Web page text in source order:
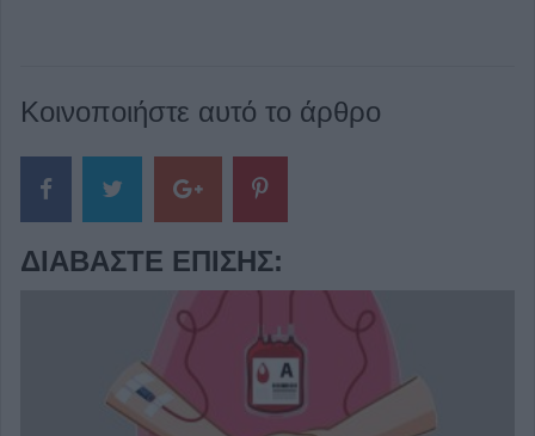
Κοινοποιήστε αυτό το άρθρο
ΔΙΑΒΆΣΤΕ ΕΠΊΣΗΣ: